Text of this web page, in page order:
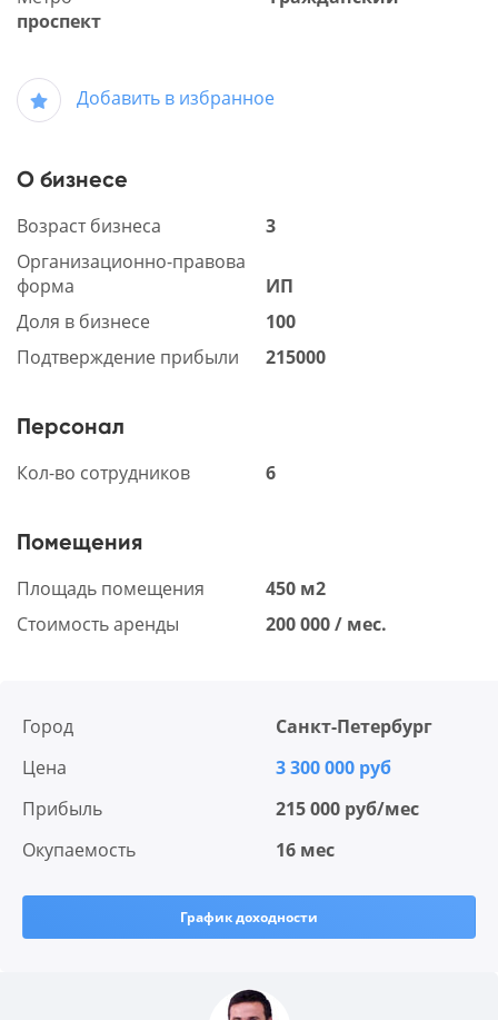
проспект
Добавить в избранное
О бизнесе
Возраст бизнеса
3
Организационно-правова
форма
ИП
Доля в бизнесе
100
Подтверждение прибыли
215000
Персонал
Кол-во сотрудников 6
Помещения
Площадь помещения
450 м2
Стоимость аренды
200 000 / мес.
Город
Санкт-Петербург
Цена
3 300 000 руб
Прибыль
215 000 руб/мес
Окупаемость
16 мес
График доходности